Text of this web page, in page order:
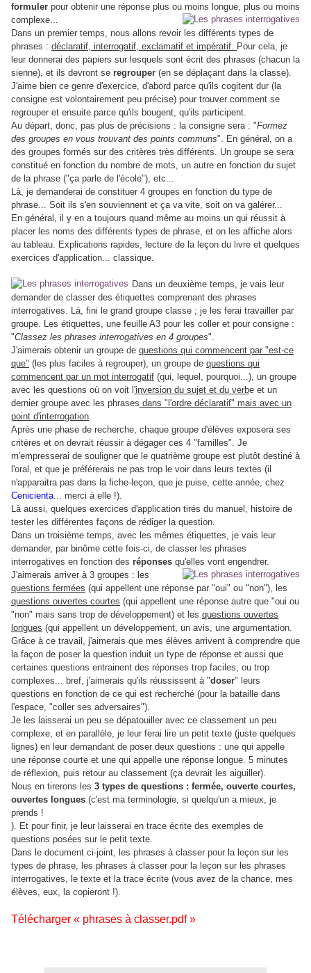
formuler pour obtenir une réponse plus ou moins longue, plus ou moins
complexe...
Dans un premier temps, nous allons revoir les différents types de
phrases : déclaratif, interrogatif, exclamatif et impératif. Pour cela, je
leur donnerai des papiers sur lesquels sont écrit des phrases (chacun la
sienne), et ils devront se regrouper (en se déplaçant dans la classe).
J'aime bien ce genre d'exercice, d'abord parce qu'ils cogitent dur (la
consigne est volontairement peu précise) pour trouver comment se
regrouper et ensuite parce qu'ils bougent, qu'ils participent.
Au départ, donc, pas plus de précisions : la consigne sera : "Formez
des groupes en vous trouvant des points communs". En général, on a
des groupes formés sur des critères très différents. Un groupe se sera
constitué en fonction du nombre de mots, un autre en fonction du sujet
de la phrase ("ça parle de l'école"), etc...
Là, je demanderai de constituer 4 groupes en fonction du type de
phrase... Soit ils s'en souviennent et ça va vite, soit on va galérer...
En général, il y en a toujours quand même au moins un qui réussit à
placer les noms des différents types de phrase, et on les affiche alors
au tableau. Explications rapides, lecture de la leçon du livre et quelques
exercices d'application... classique.
Dans un deuxième temps, je vais leur
demander de classer des étiquettes comprenant des phrases
interrogatives. Là, fini le grand groupe classe ; je les ferai travailler par
groupe. Les étiquettes, une feuille A3 pour les coller et pour consigne :
"Classez les phrases interrogatives en 4 groupes".
J'aimerais obtenir un groupe de questions qui commencent par "est-ce
que" (les plus faciles à regrouper), un groupe de questions qui
commencent par un mot interrogatif (qui, lequel, pourquoi...), un groupe
avec les questions où on voit l 'inversion du sujet et du verbe et un
dernier groupe avec les phrases dans "l'ordre déclaratif" mais avec un
point d'interrogation.
Après une phase de recherche, chaque groupe d'élèves exposera ses
critères et on devrait réussir à dégager ces 4 "familles". Je
m'empresserai de souligner que le quatrième groupe est plutôt destiné à
l'oral, et que je préférerais ne pas trop le voir dans leurs textes (il
n'apparaitra pas dans la fiche-leçon, que je puise, cette année, chez
Cenicienta... merci à elle !).
Là aussi, quelques exercices d'application tirés du manuel, histoire de
tester les différentes façons de rédiger la question.
Dans un troisième temps, avec les mêmes étiquettes, je vais leur
demander, par binôme cette fois-ci, de classer les phrases
interrogatives en fonction des réponses qu'elles vont engendrer.
J'aimerais arriver à 3 groupes : les
questions fermées (qui appellent une réponse par "oui" ou "non"), les
questions ouvertes courtes (qui appellent une réponse autre que "oui ou
"non" mais sans trop de développement) et les questions ouvertes
longues (qui appellent un développement, un avis, une argumentation.
Grâce à ce travail, j'aimerais que mes élèves arrivent à comprendre que
la façon de poser la question induit un type de réponse et aussi que
certaines questions entrainent des réponses trop faciles, ou trop
complexes... bref, j'aimerais qu'ils réussissent à "doser" leurs
questions en fonction de ce qui est recherché (pour la bataille dans
l'espace, "coller ses adversaires").
Je les laisserai un peu se dépatouiller avec ce classement un peu
complexe, et en parallèle, je leur ferai lire un petit texte (juste quelques
lignes) en leur demandant de poser deux questions : une qui appelle
une réponse courte et une qui appelle une réponse longue. 5 minutes
de réflexion, puis retour au classement (ça devrait les aiguiller).
Nous en tirerons les 3 types de questions : fermée, ouverte courtes,
ouvertes longues (c'est ma terminologie, si quelqu'un a mieux, je
prends !
). Et pour finir, je leur laisserai en trace écrite des exemples de
questions posées sur le petit texte.
Dans le document ci-joint, les phrases à classer pour la leçon sur les
types de phrase, les phrases à classer pour la leçon sur les phrases
interrogatives, le texte et la trace écrite (vous avez de la chance, mes
élèves, eux, la copieront !).
Télécharger « phrases à classer.pdf »